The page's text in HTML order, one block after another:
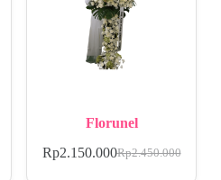
Florunel
Rp2.450.000
Rp2.150.000